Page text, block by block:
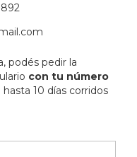
podés pedir la
con tu número
10 días corridos